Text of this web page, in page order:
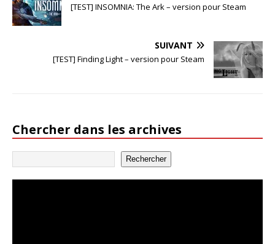
[TEST] INSOMNIA: The Ark – version pour Steam
SUIVANT
[TEST] Finding Light – version pour Steam
Chercher dans les archives
Rechercher